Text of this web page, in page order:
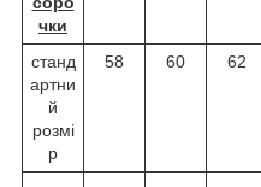
чки
станд
артни
й
розмі
р
58 60 62